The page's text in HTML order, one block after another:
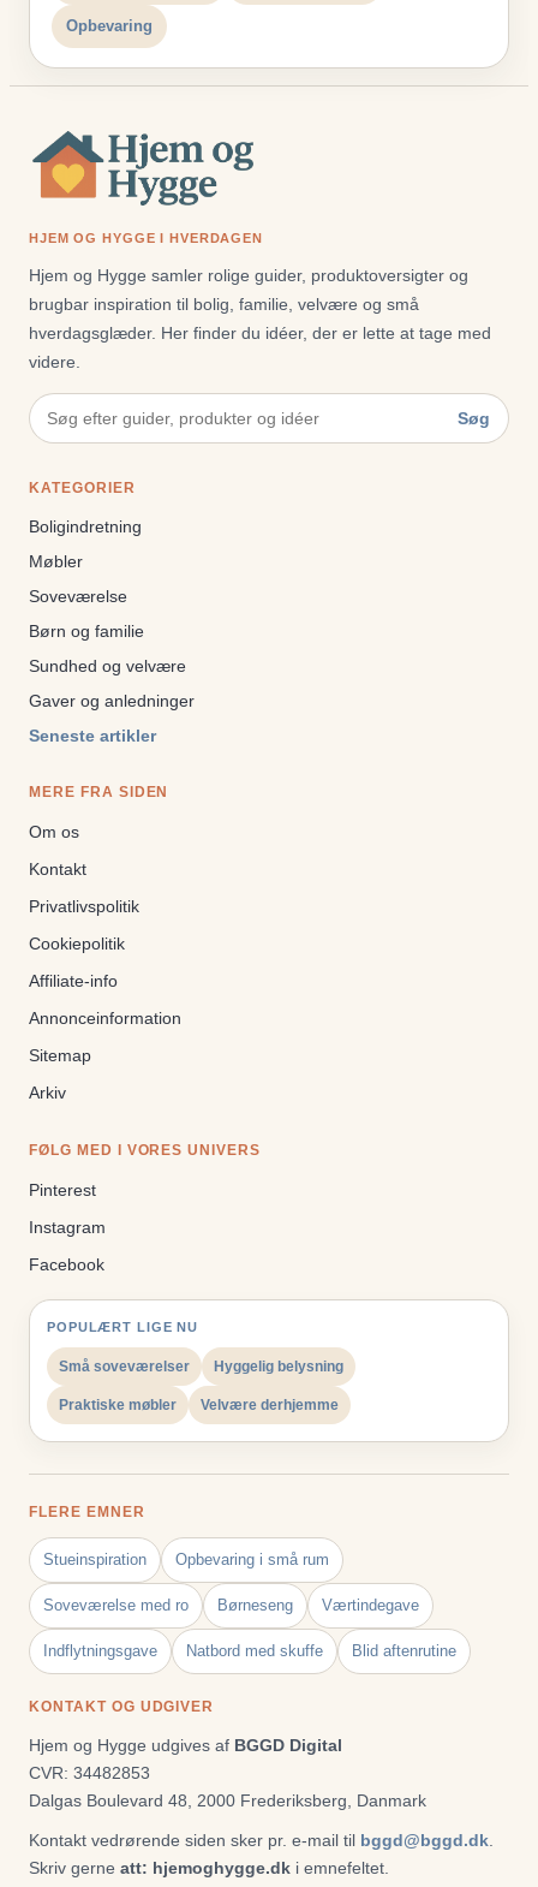
Opbevaring
HJEM OG HYGGE I HVERDAGEN
Hjem og Hygge samler rolige guider, produktoversigter og
brugbar inspiration til bolig, familie, velvære og små
hverdagsglæder. Her finder du idéer, der er lette at tage med
videre.
Søg
KATEGORIER
Boligindretning
Møbler
Soveværelse
Børn og familie
Sundhed og velvære
Gaver og anledninger
Seneste artikler
MERE FRA SIDEN
Om os
Kontakt
Privatlivspolitik
Cookiepolitik
Affiliate-info
Annonceinformation
Sitemap
Arkiv
FØLG MED I VORES UNIVERS
Pinterest
Instagram
Facebook
POPULÆRT LIGE NU
Små soveværelser Hyggelig belysning
Praktiske møbler Velvære derhjemme
FLERE EMNER
Stueinspiration Opbevaring i små rum
Soveværelse med ro Børneseng Værtindegave
Indflytningsgave Natbord med skuffe Blid aftenrutine
KONTAKT OG UDGIVER
Hjem og Hygge udgives af BGGD Digital
CVR: 34482853
Dalgas Boulevard 48, 2000 Frederiksberg, Danmark
Kontakt vedrørende siden sker pr. e-mail til bggd@bggd.dk
Skriv gerne att: hjemoghygge.dk i emnefeltet.